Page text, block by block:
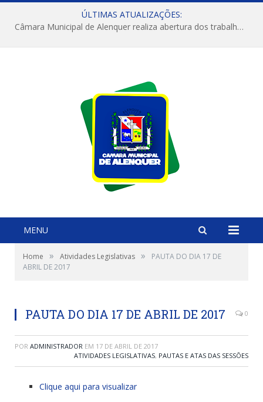
ÚLTIMAS ATUALIZAÇÕES:
Câmara Municipal de Alenquer realiza abertura dos trabalhos do 4º Período Legislativo
MENU
Home » Atividades Legislativas »
PAUTA DO DIA 17 DE
ABRIL DE 2017
PAUTA DO DIA 17 DE ABRIL DE 2017 0
POR ADMINISTRADOR EM 17 DE ABRIL DE 2017
ATIVIDADES LEGISLATIVAS, PAUTAS E ATAS DAS SESSÕES
Clique aqui para visualizar